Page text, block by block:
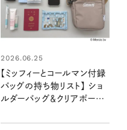
2026.06.25
【ミッフィーとコールマン付録
バッグの持ち物リスト】 ショ
ルダーバッグ＆クリアポーチ
活躍！